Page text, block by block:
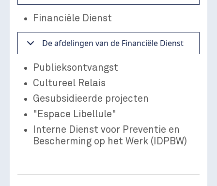
Financiële Dienst
De afdelingen van de Financiële Dienst
Publieksontvangst
Cultureel Relais
Gesubsidieerde projecten
"Espace Libellule"
Interne Dienst voor Preventie en
Bescherming op het Werk (IDPBW)